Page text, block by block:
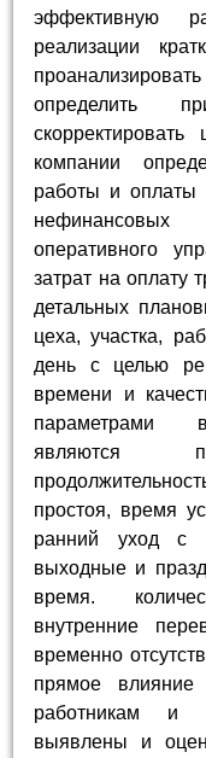
эффективную
реализации
определить
компании
работы и оплаты
оперативного
затрат на оплату
детальных
цеха, участка,
день с целью
времени и
параметрами
являются
простоя, время
ранний уход с
выходные и
время.
внутренние
временно
прямое влияние
работникам и
выявлены и